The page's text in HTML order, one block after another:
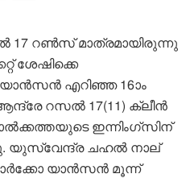
റൺസ് മാത്രമായിരുന്നു
ശേഷിക്കെ
യാൻസൻ എറിഞ്ഞ 16ാം
റസൽ 17(11) ക്ലീൻ
ഇന്നിംഗ്‌സിന്
യുസ്‌വേന്ദ്ര ചഹൽ നാല്
മാർക്കോ യാൻസൻ മൂന്ന്